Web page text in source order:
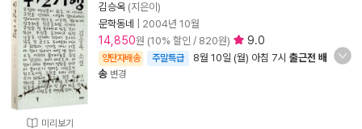
미리보기
김승옥 (지은이)
문학동네
2004년 10월
14,850원 (10% 할인 / 820원) 9.0
양탄자배송 주말특급 8월 10일 (월) 아침 7시 출근전 배
송 변경